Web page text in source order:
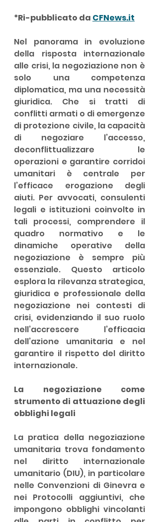
*Ri-pubblicato da CFNews.it
Nel panorama in evoluzione
della risposta internazionale
alle crisi, la negoziazione non è
solo una competenza
diplomatica, ma una necessità
giuridica. Che si tratti di
conflitti armati o di emergenze
di protezione civile, la capacità
di negoziare l’accesso,
deconflittualizzare le
operazioni e garantire corridoi
umanitari è centrale per
l’efficace erogazione degli
aiuti. Per avvocati, consulenti
legali e istituzioni coinvolte in
tali processi, comprendere il
quadro normativo e le
dinamiche operative della
negoziazione è sempre più
essenziale. Questo articolo
esplora la rilevanza strategica,
giuridica e professionale della
negoziazione nei contesti di
crisi, evidenziando il suo ruolo
nell’accrescere l’efficacia
dell’azione umanitaria e nel
garantire il rispetto del diritto
internazionale.
La negoziazione come
strumento di attuazione degli
obblighi legali
La pratica della negoziazione
umanitaria trova fondamento
nel diritto internazionale
umanitario (DIU), in particolare
nelle Convenzioni di Ginevra e
nei Protocolli aggiuntivi, che
impongono obblighi vincolanti